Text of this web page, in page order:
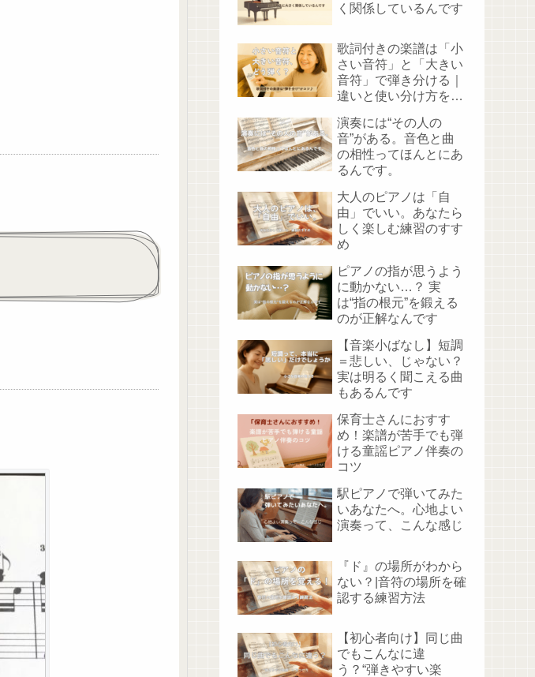
く関係しているんです
歌詞付きの楽譜は「小
さい音符」と「大きい
音符」で弾き分ける｜
違いと使い分け方を解
演奏には“その人の
音”がある。音色と曲
の相性ってほんとにあ
るんです。
大人のピアノは「自
由」でいい。あなたら
しく楽しむ練習のすす
め
ピアノの指が思うよう
に動かない…？ 実
は“指の根元”を鍛える
のが正解なんです
【音楽小ばなし】短調
＝悲しい、じゃない？
実は明るく聞こえる曲
もあるんです
保育士さんにおすす
め！楽譜が苦手でも弾
ける童謡ピアノ伴奏の
コツ
駅ピアノで弾いてみた
いあなたへ。心地よい
演奏って、こんな感じ
『ド』の場所がわから
ない？|音符の場所を確
認する練習方法
【初心者向け】同じ曲
でもこんなに違
う？“弾きやすい楽